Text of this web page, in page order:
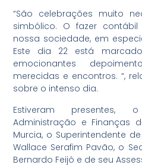
“São celebrações muito
simbólico. O fazer
nossa sociedade, em
Este dia 22 está
emocionantes
merecidas e encontros. “,
sobre o intenso dia.
Estiveram presentes,
Administração e Finanças
Murcia, o Superintendente de
Wallace Serafim Pavão, o
Bernardo Feijó e de seu